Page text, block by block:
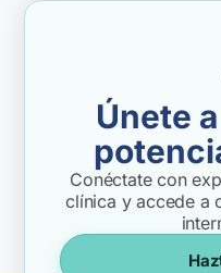
Únete
Conéctate con
clínica y accede a